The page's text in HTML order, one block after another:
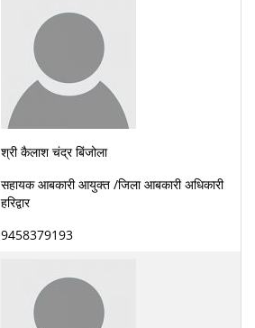
श्री कैलाश चंद्र बिंजोला
सहायक आबकारी आयुक्त /जिला आबकारी अधिकारी
हरिद्वार
9458379193